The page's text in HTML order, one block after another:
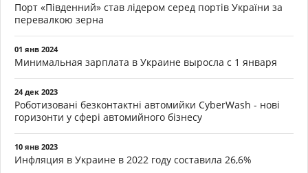
Порт «Південний» став лідером серед портів України за
перевалкою зерна
01 янв 2024
Минимальная зарплата в Украине выросла с 1 января
24 дек 2023
Роботизовані безконтактні автомийки CyberWash - нові
горизонти у сфері автомийного бізнесу
10 янв 2023
Инфляция в Украине в 2022 году составила 26,6%